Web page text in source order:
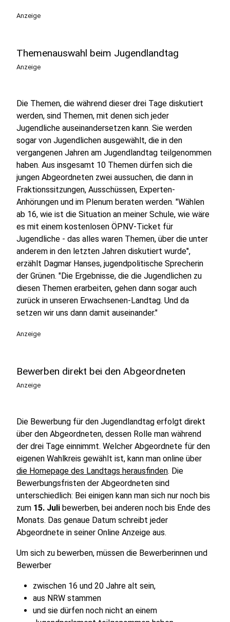
Anzeige
Themenauswahl beim Jugendlandtag
Anzeige
Die Themen, die während dieser drei Tage diskutiert
werden, sind Themen, mit denen sich jeder
Jugendliche auseinandersetzen kann. Sie werden
sogar von Jugendlichen ausgewählt, die in den
vergangenen Jahren am Jugendlandtag teilgenommen
haben. Aus insgesamt 10 Themen dürfen sich die
jungen Abgeordneten zwei aussuchen, die dann in
Fraktionssitzungen, Ausschüssen, Experten-
Anhörungen und im Plenum beraten werden. "Wählen
ab 16, wie ist die Situation an meiner Schule, wie wäre
es mit einem kostenlosen ÖPNV-Ticket für
Jugendliche - das alles waren Themen, über die unter
anderem in den letzten Jahren diskutiert wurde",
erzählt Dagmar Hanses, jugendpolitische Sprecherin
der Grünen. "Die Ergebnisse, die die Jugendlichen zu
diesen Themen erarbeiten, gehen dann sogar auch
zurück in unseren Erwachsenen-Landtag. Und da
setzen wir uns dann damit auseinander."
Anzeige
Bewerben direkt bei den Abgeordneten
Anzeige
Die Bewerbung für den Jugendlandtag erfolgt direkt
über den Abgeordneten, dessen Rolle man während
der drei Tage einnimmt. Welcher Abgeordnete für den
eigenen Wahlkreis gewählt ist, kann man online über
die Homepage des Landtags herausfinden. Die
Bewerbungsfristen der Abgeordneten sind
unterschiedlich: Bei einigen kann man sich nur noch bis
zum 15. Juli bewerben, bei anderen noch bis Ende des
Monats. Das genaue Datum schreibt jeder
Abgeordnete in seiner Online Anzeige aus.
Um sich zu bewerben, müssen die Bewerberinnen und
Bewerber
zwischen 16 und 20 Jahre alt sein,
aus NRW stammen
und sie dürfen noch nicht an einem